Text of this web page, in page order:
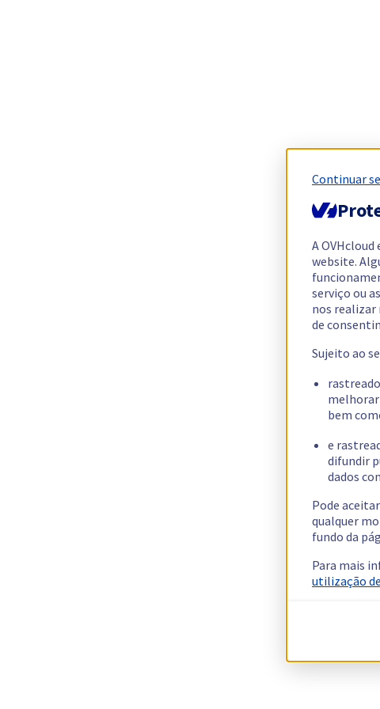
Continuar
A OVHcloud
website.
serviço ou
nos realizar
de
Sujeito ao
melhorar
bem
e
difundir
dados
Pode
qualquer
fundo da
Para mais
utilização